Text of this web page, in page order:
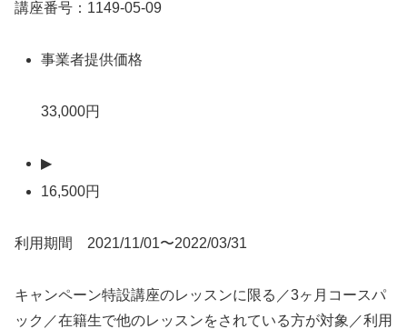
講座番号：1149-05-09
事業者提供価格
33,000円
▶
16,500円
利用期間 2021/11/01〜2022/03/31
キャンペーン特設講座のレッスンに限る／3ヶ月コースパ
ック／在籍生で他のレッスンをされている方が対象／利用